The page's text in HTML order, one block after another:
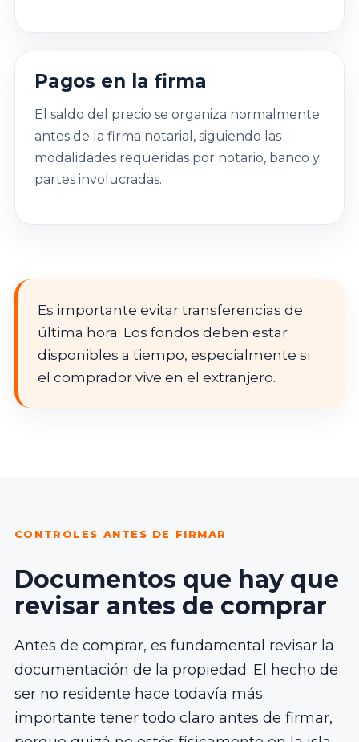
Pagos en la firma
El saldo del precio se organiza normalmente
antes de la firma notarial, siguiendo las
modalidades requeridas por notario, banco y
partes involucradas.
Es importante evitar transferencias de
última hora. Los fondos deben estar
disponibles a tiempo, especialmente si
el comprador vive en el extranjero.
CONTROLES ANTES DE FIRMAR
Documentos que hay que
revisar antes de comprar
Antes de comprar, es fundamental revisar la
documentación de la propiedad. El hecho de
ser no residente hace todavía más
importante tener todo claro antes de firmar,